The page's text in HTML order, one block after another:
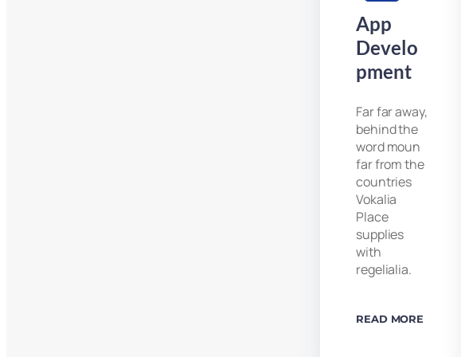
App
Develo
Pment
Far far away,
behind the
word moun
far from the
countries
Vokalia
Place
supplies
with
regelialia.
READ MORE